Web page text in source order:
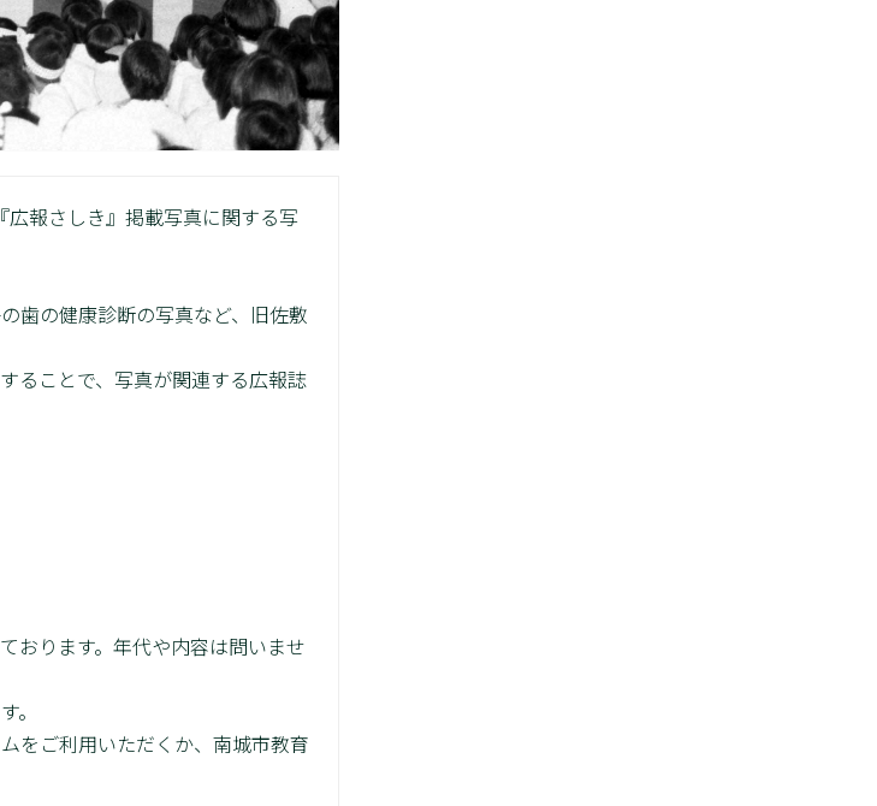
報さしき』掲載写真に関する写
歯の健康診断の写真など、旧佐敷
ることで、写真が関連する広報誌
おります。年代や内容は問いませ
。
をご利用いただくか、南城市教育